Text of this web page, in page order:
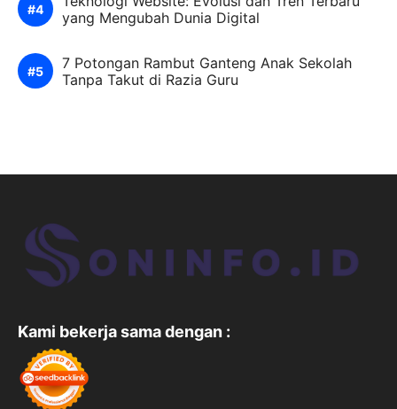
yang Mengubah Dunia Digital
7 Potongan Rambut Ganteng Anak Sekolah
Tanpa Takut di Razia Guru
Kami bekerja sama dengan :